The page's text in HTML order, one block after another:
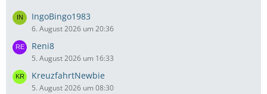
IngoBingo1983
6. August 2026 um 20:36
Reni8
5. August 2026 um 16:33
KreuzfahrtNewbie
5. August 2026 um 08:30